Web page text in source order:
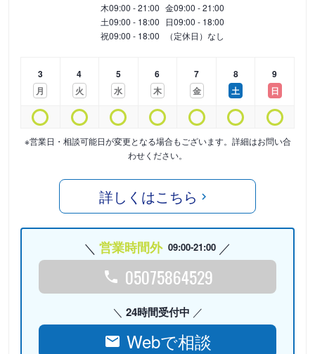
木09:00 - 21:00 金09:00 - 21:00
土09:00 - 18:00 日09:00 - 18:00
祝09:00 - 18:00 （定休日）なし
3
月
4
火
5
水
6
木
7
金
8
土
9
日
※営業日・相談可能日が変更となる場合もございます。詳細はお問い合
わせください。
詳しくはこちら
営業時間外 09:00-21:00
05075864529
24時間受付中
Webで相談